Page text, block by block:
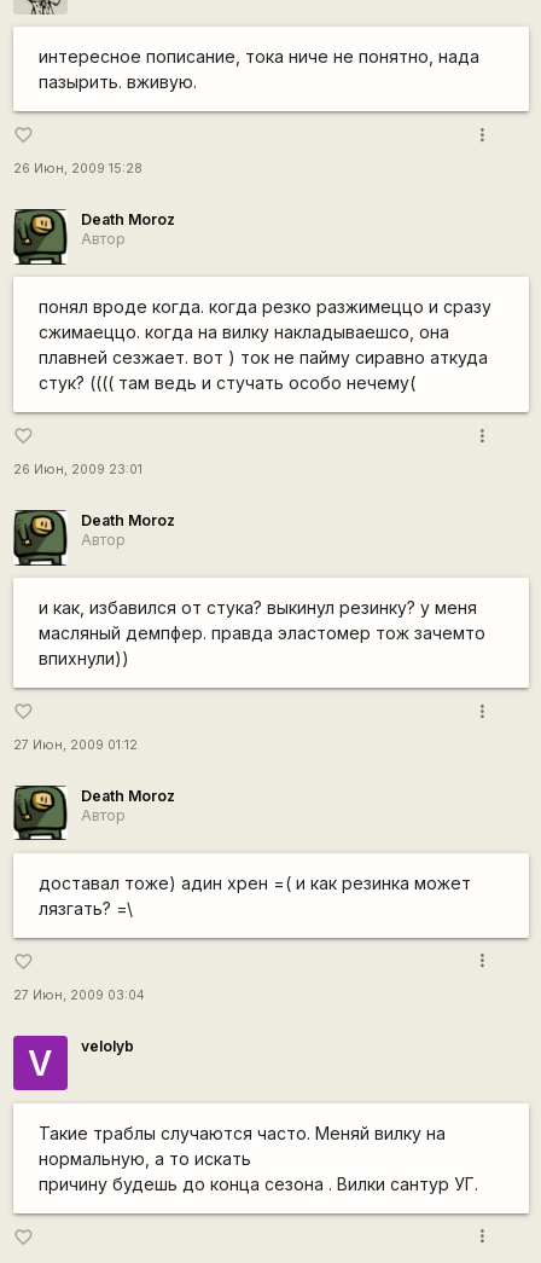
интересное пописание, тока ниче не понятно, нада
пазырить. вживую.
favorite_border
26 Июн, 2009 15:28
more_vert
Death Moroz
Автор
понял вроде когда. когда резко разжимеццо и сразу
сжимаеццо. когда на вилку накладываешсо, она
плавней сезжает. вот ) ток не пайму сиравно аткуда
стук? (((( там ведь и стучать особо нечему(
favorite_border
26 Июн, 2009 23:01
more_vert
Death Moroz
Автор
и как, избавился от стука? выкинул резинку? у меня
масляный демпфер. правда эластомер тож зачемто
впихнули))
favorite_border
27 Июн, 2009 01:12
more_vert
Death Moroz
Автор
доставал тоже) адин хрен =( и как резинка может
лязгать? =\
favorite_border
27 Июн, 2009 03:04
more_vert
V velolyb
Такие траблы случаются часто. Меняй вилку на
нормальную, а то искать
причину будешь до конца сезона . Вилки сантур УГ.
favorite_border more_vert